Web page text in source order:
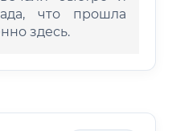
что прошла
здесь.